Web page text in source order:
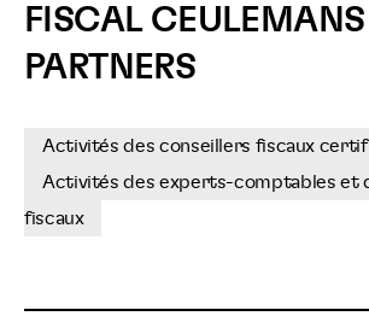
FISCAL CEULEMANS
PARTNERS
Activités des conseillers fiscaux
Activités des experts-comptables et
fiscaux